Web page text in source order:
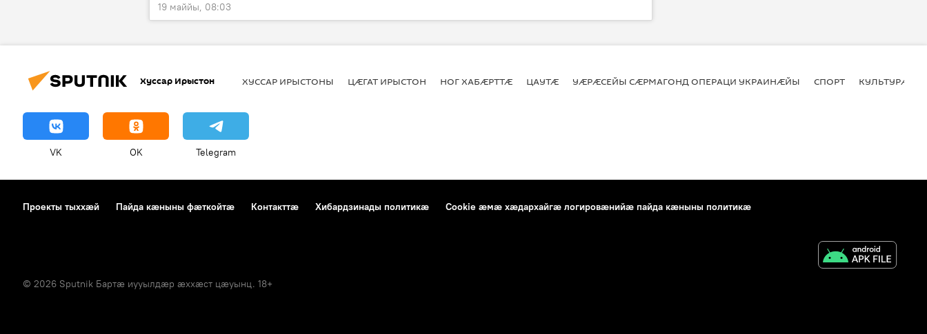
19 маййы, 08:03
Хуссар Ирыстон ХУССАР ИРЫСТОНЫ ЦӔГАТ ИРЫСТОН НОГ ХАБӔРТТӔ ЦАУТӔ УӔРӔСЕЙЫ СӔРМАГОНД ОПЕРАЦИ УКРАИНӔЙЫ СПОРТ КУЛЬТУРӔ
VK OK Telegram
Проекты тыххӕй Пайда кӕныны фӕткойтӕ Контакттӕ Хибардзинады политикæ Cookie æмæ хæдархайгæ логировæнийæ пайда кæныны политикæ
© 2026 Sputnik Бартӕ иууылдӕр ӕххӕст цӕуынц. 18+